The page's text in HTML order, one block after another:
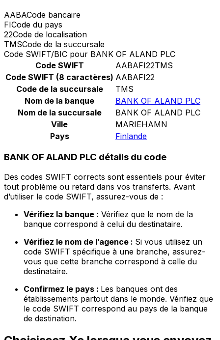
AABACode bancaire
FICode du pays
22Code de localisation
TMSCode de la succursale
Code SWIFT/BIC pour BANK OF ALAND PLC
Code SWIFT
AABAFI22TMS
Code SWIFT (8 caractères) AABAFI22
Code de la succursale
TMS
Nom de la banque
BANK OF ALAND PLC
Nom de la succursale
BANK OF ALAND PLC
Ville
MARIEHAMN
Pays
Finlande
BANK OF ALAND PLC détails du code
Des codes SWIFT corrects sont essentiels pour éviter
tout problème ou retard dans vos transferts. Avant
d’utiliser le code SWIFT, assurez-vous de :
Vérifiez la banque : Vérifiez que le nom de la
banque correspond à celui du destinataire.
Vérifiez le nom de l’agence : Si vous utilisez un
code SWIFT spécifique à une branche, assurez-
vous que cette branche correspond à celle du
destinataire.
Confirmez le pays : Les banques ont des
établissements partout dans le monde. Vérifiez que
le code SWIFT correspond au pays de la banque
de destination.